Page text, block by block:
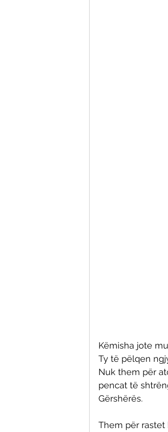
Këmisha jote
Ty të pëlqen
Nuk them për
pencat të
Gërshërës.
Them për rastet